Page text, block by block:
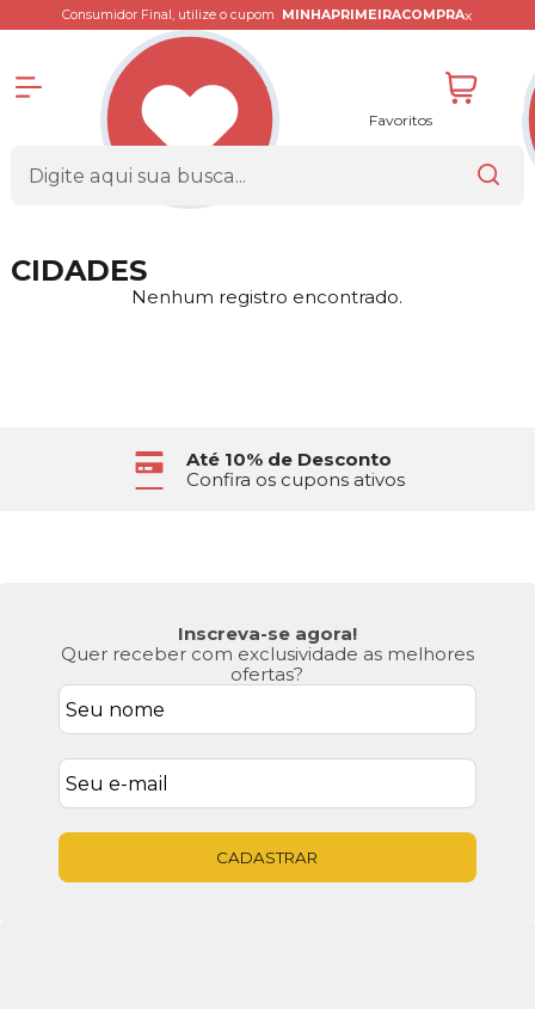
Consumidor Final, utilize o cupom MINHAPRIMEIRACOMPRAx
Favoritos
CIDADES
Nenhum registro encontrado.
Até 10% de Desconto
Confira os cupons ativos
Inscreva-se agora!
Quer receber com exclusividade as melhores
ofertas?
CADASTRAR